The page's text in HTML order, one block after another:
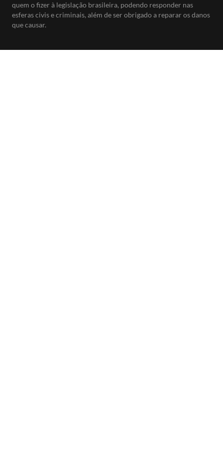
quem o fizer à legislação brasileira, podendo responder nas
esferas civis e criminais, além de ser obrigado a reparar os danos
que causar.